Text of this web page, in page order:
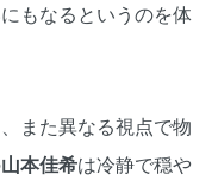
もなるというのを体
また異なる視点で物
山本佳希は冷静で穏や